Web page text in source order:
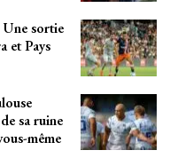
sortie
et Pays
sa ruine
même